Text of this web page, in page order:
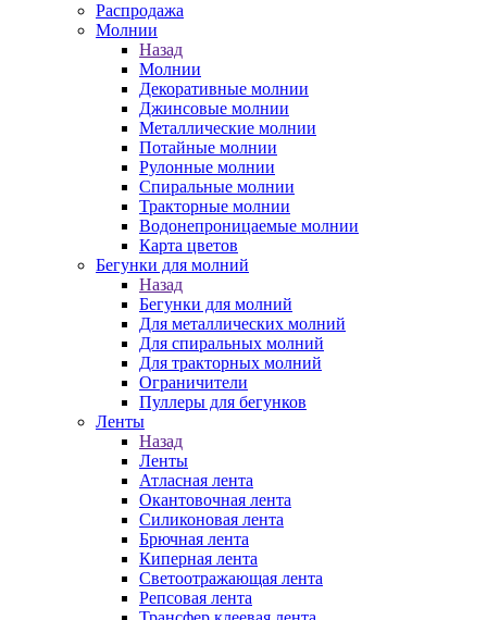
Распродажа
Молнии
Назад
Молнии
Декоративные молнии
Джинсовые молнии
Металлические молнии
Потайные молнии
Рулонные молнии
Спиральные молнии
Тракторные молнии
Водонепроницаемые молнии
Карта цветов
Бегунки для молний
Назад
Бегунки для молний
Для металлических молний
Для спиральных молний
Для тракторных молний
Ограничители
Пуллеры для бегунков
Ленты
Назад
Ленты
Атласная лента
Окантовочная лента
Силиконовая лента
Брючная лента
Киперная лента
Светоотражающая лента
Репсовая лента